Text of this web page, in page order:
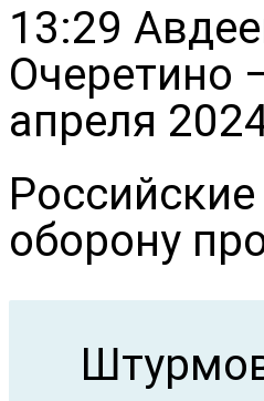
13:29
Очеретино
апреля
оборону